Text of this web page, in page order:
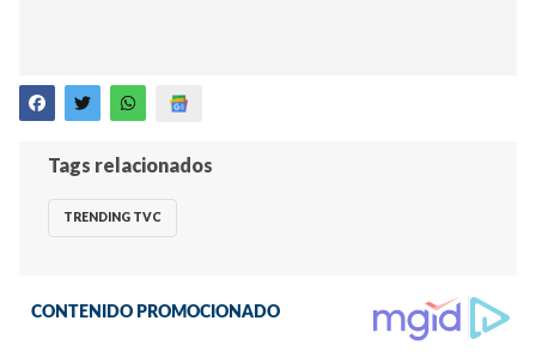
Tags relacionados
TRENDING TVC